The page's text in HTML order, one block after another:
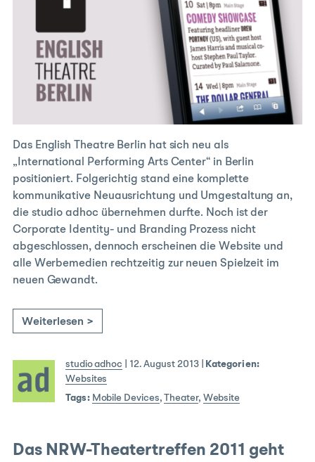
Das English Theatre Berlin hat sich neu als
„International Performing Arts Center“ in Berlin
positioniert. Folgerichtig stand eine komplette
kommunikative Neuausrichtung und Umgestaltung an,
die studio adhoc übernehmen durfte. Noch ist der
Corporate Identity- und Branding Prozess nicht
abgeschlossen, dennoch erscheinen die Website und
alle Werbemedien rechtzeitig zur neuen Spielzeit im
neuen Gewandt.
Weiterlesen >
studio adhoc 12. August 2013|
Kategorien:
Websites
Tags: Mobile Devices,Theater, Website
Das NRW-Theatertreffen 2011 geht